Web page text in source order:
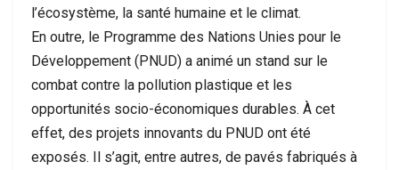
l’écosystème, la santé humaine et le climat.
En outre, le Programme des Nations Unies pour le
Développement (PNUD) a animé un stand sur le
combat contre la pollution plastique et les
opportunités socio-économiques durables. À cet
effet, des projets innovants du PNUD ont été
exposés. Il s’agit, entre autres, de pavés fabriqués à